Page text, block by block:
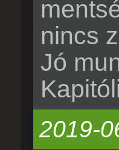
nincs
Jó
2019-